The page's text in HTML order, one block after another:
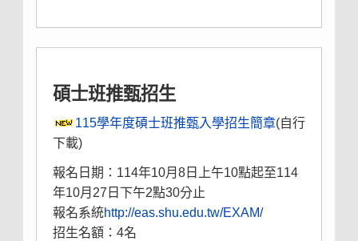
碩士班推甄招生
115學年度碩士班推甄入學招生簡章(自行
下載)
報名日期：114年10月8日上午10點起至114
年10月27日下午2點30分止
報名系統http://eas.shu.edu.tw/EXAM/
招生名額：4名